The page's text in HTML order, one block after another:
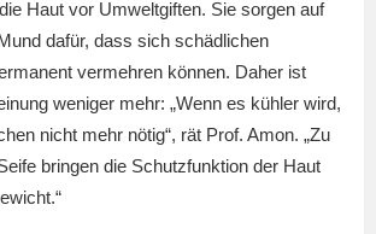
Haut vor Umweltgiften. Sie sorgen auf
dafür, dass sich schädlichen
vermehren können. Daher ist
weniger mehr: „Wenn es kühler wird,
nicht mehr nötig“, rät Prof. Amon. „Zu
bringen die Schutzfunktion der Haut